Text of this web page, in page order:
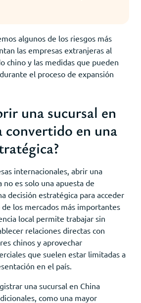
algunos de los riesgos más
las empresas extranjeras al
chino y las medidas que pueden
el proceso de expansión
una sucursal en
convertido en una
internacionales, abrir una
no es solo una apuesta de
decisión estratégica para acceder
los mercados más importantes
local permite trabajar sin
relaciones directas con
chinos y aprovechar
que suelen estar limitadas a
en el país.
una sucursal en China
como una mayor